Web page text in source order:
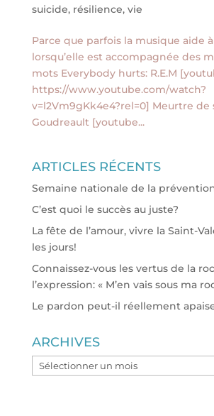
suicide, résilience, vie
Parce que parfois la musique aide
lorsqu’elle est accompagnée des
mots Everybody hurts: R.E.M
https://www.youtube.com/watch?
v=l2Vm9gKk4e4?rel=0] Meurtre de
Goudreault [youtube...
ARTICLES RÉCENTS
Semaine nationale de la
C’est quoi le succès au juste?
La fête de l’amour, vivre la Saint-
les jours!
Connaissez-vous les vertus de la
l’expression: « M’en vais sous ma
Le pardon peut-il réellement
ARCHIVES
ARCHIVES